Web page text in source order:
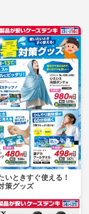
いときすぐ使える！
策グッズ